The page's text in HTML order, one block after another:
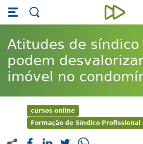
Skip main navigation
Skip to main content
Atitudes de síndico
podem
imóvel no
cursos online
Formação de Síndico